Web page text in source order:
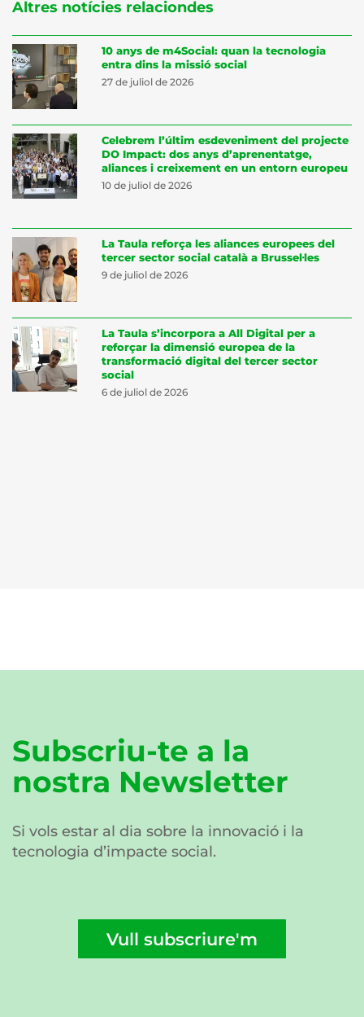
Altres notícies relaciondes
10 anys de m4Social: quan la tecnologia
entra dins la missió social
27 de juliol de 2026
Celebrem l’últim esdeveniment del projecte
DO Impact: dos anys d’aprenentatge,
aliances i creixement en un entorn europeu
10 de juliol de 2026
La Taula reforça les aliances europees del
tercer sector social català a Brussel·les
9 de juliol de 2026
La Taula s’incorpora a All Digital per a
reforçar la dimensió europea de la
transformació digital del tercer sector
social
6 de juliol de 2026
Subscriu-te a la
nostra Newsletter
Si vols estar al dia sobre la innovació i la
tecnologia d’impacte social.
Vull subscriure'm